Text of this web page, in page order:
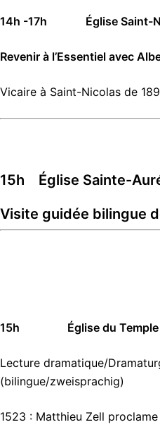
14h -17h Église Saint-
Revenir à l’Essentiel avec
Vicaire à Saint-Nicolas de
15h Église Sainte-
Visite guidée bilingue
15h Église du Temple
Lecture dramatique/
(bilingue/zweisprachig)
1523 : Matthieu Zell proclame